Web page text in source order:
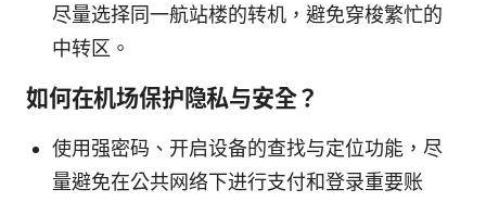
尽量选择同一航站楼的转机，避免穿梭繁忙的
中转区。
如何在机场保护隐私与安全？
使用强密码、开启设备的查找与定位功能，尽
量避免在公共网络下进行支付和登录重要账